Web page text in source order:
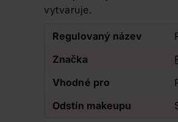
vytvaruje.
Regulovaný název
Značka
Vhodné pro
Odstín makeupu